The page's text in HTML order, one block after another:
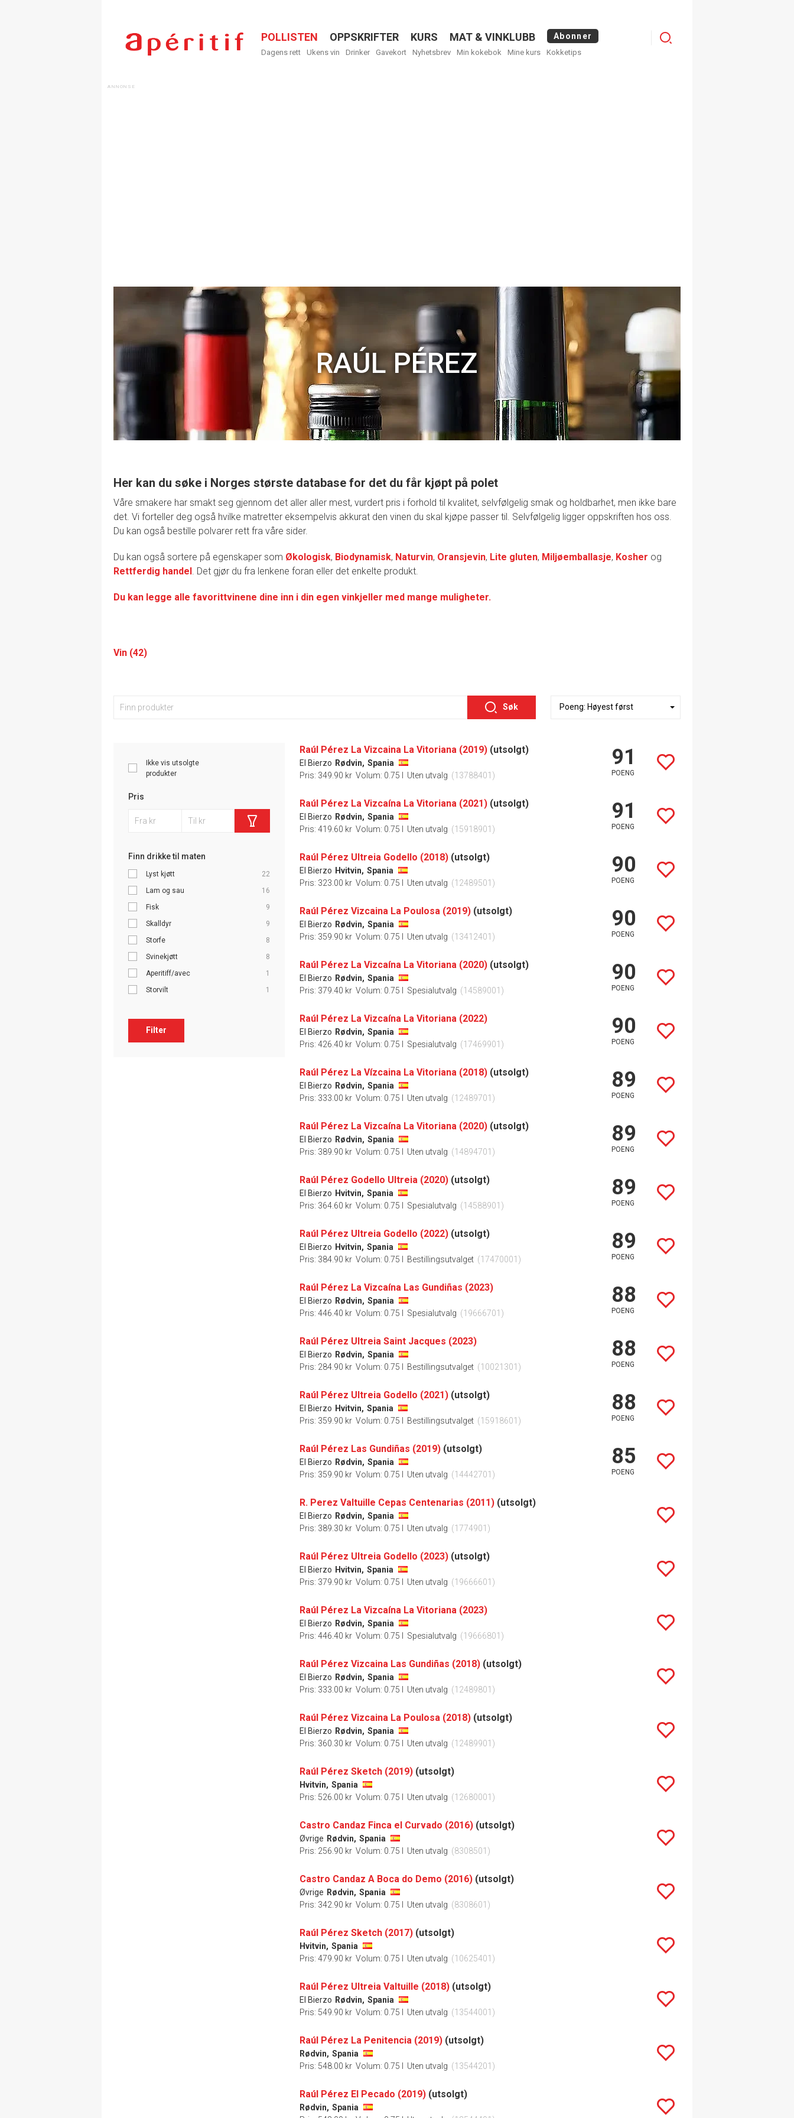
Menu
POLLISTEN OPPSKRIFTER KURS MAT & VINKLUBB Abonner
Dagens rett Ukens vin Drinker Gavekort Nyhetsbrev Min kokebok Mine kurs Kokketips
Logg
RAÚL PÉREZ
Her kan du søke i Norges største database for det du får kjøpt på polet
Våre smakere har smakt seg gjennom det aller aller mest, vurdert pris i forhold til kvalitet, selvfølgelig smak og holdbarhet, men ikke bare
det. Vi forteller deg også hvilke matretter eksempelvis akkurat den vinen du skal kjøpe passer til. Selvfølgelig ligger oppskriften hos oss.
Du kan også bestille polvarer rett fra våre sider.
Du kan også sortere på egenskaper som Økologisk, Biodynamisk, Naturvin, Oransjevin, Lite gluten, Miljøemballasje, Kosher og
Rettferdig handel. Det gjør du fra lenkene foran eller det enkelte produkt.
Du kan legge alle favorittvinene dine inn i din egen vinkjeller med mange muligheter.
Vin (42)
Søk
Ikke vis utsolgte
produkter
Pris
Finn drikke til maten
Lyst kjøtt
22
Lam og sau
16
Fisk
9
Skalldyr
9
Storfe
8
Svinekjøtt
8
Aperitiff/avec
1
Storvilt
1
Filter
Raúl Pérez La Vizcaina La Vitoriana (2019) (utsolgt)
El Bierzo Rødvin, Spania
Pris: 349.90 kr Volum: 0.75 l Uten utvalg (13788401)
91
POENG
Raúl Pérez La Vizcaína La Vitoriana (2021) (utsolgt)
El Bierzo Rødvin, Spania
Pris: 419.60 kr Volum: 0.75 l Uten utvalg (15918901)
91
POENG
Raúl Pérez Ultreia Godello (2018) (utsolgt)
El Bierzo Hvitvin, Spania
Pris: 323.00 kr Volum: 0.75 l Uten utvalg (12489501)
90
POENG
Raúl Pérez Vizcaina La Poulosa (2019) (utsolgt)
El Bierzo Rødvin, Spania
Pris: 359.90 kr Volum: 0.75 l Uten utvalg (13412401)
90
POENG
Raúl Pérez La Vizcaína La Vitoriana (2020) (utsolgt)
El Bierzo Rødvin, Spania
Pris: 379.40 kr Volum: 0.75 l Spesialutvalg (14589001)
90
POENG
Raúl Pérez La Vizcaína La Vitoriana (2022)
El Bierzo Rødvin, Spania
Pris: 426.40 kr Volum: 0.75 l Spesialutvalg (17469901)
90
POENG
Raúl Pérez La Vízcaina La Vitoriana (2018) (utsolgt)
El Bierzo Rødvin, Spania
Pris: 333.00 kr Volum: 0.75 l Uten utvalg (12489701)
89
POENG
Raúl Pérez La Vizcaína La Vitoriana (2020) (utsolgt)
El Bierzo Rødvin, Spania
Pris: 389.90 kr Volum: 0.75 l Uten utvalg (14894701)
89
POENG
Raúl Pérez Godello Ultreia (2020) (utsolgt)
El Bierzo Hvitvin, Spania
Pris: 364.60 kr Volum: 0.75 l Spesialutvalg (14588901)
89
POENG
Raúl Pérez Ultreia Godello (2022) (utsolgt)
El Bierzo Hvitvin, Spania
Pris: 384.90 kr Volum: 0.75 l Bestillingsutvalget (17470001)
89
POENG
Raúl Pérez La Vizcaína Las Gundiñas (2023)
El Bierzo Rødvin, Spania
Pris: 446.40 kr Volum: 0.75 l Spesialutvalg (19666701)
88
POENG
Raúl Pérez Ultreia Saint Jacques (2023)
El Bierzo Rødvin, Spania
Pris: 284.90 kr Volum: 0.75 l Bestillingsutvalget (10021301)
88
POENG
Raúl Pérez Ultreia Godello (2021) (utsolgt)
El Bierzo Hvitvin, Spania
Pris: 359.90 kr Volum: 0.75 l Bestillingsutvalget (15918601)
88
POENG
Raúl Pérez Las Gundiñas (2019) (utsolgt)
El Bierzo Rødvin, Spania
Pris: 359.90 kr Volum: 0.75 l Uten utvalg (14442701)
85
POENG
R. Perez Valtuille Cepas Centenarias (2011) (utsolgt)
El Bierzo Rødvin, Spania
Pris: 389.30 kr Volum: 0.75 l Uten utvalg (1774901)
Raúl Pérez Ultreia Godello (2023) (utsolgt)
El Bierzo Hvitvin, Spania
Pris: 379.90 kr Volum: 0.75 l Uten utvalg (19666601)
Raúl Pérez La Vizcaína La Vitoriana (2023)
El Bierzo Rødvin, Spania
Pris: 446.40 kr Volum: 0.75 l Spesialutvalg (19666801)
Raúl Pérez Vizcaina Las Gundiñas (2018) (utsolgt)
El Bierzo Rødvin, Spania
Pris: 333.00 kr Volum: 0.75 l Uten utvalg (12489801)
Raúl Pérez Vizcaina La Poulosa (2018) (utsolgt)
El Bierzo Rødvin, Spania
Pris: 360.30 kr Volum: 0.75 l Uten utvalg (12489901)
Raúl Pérez Sketch (2019) (utsolgt)
Hvitvin, Spania
Pris: 526.00 kr Volum: 0.75 l Uten utvalg (12680001)
Castro Candaz ​Finca el Curvado (2016) (utsolgt)
Øvrige Rødvin, Spania
Pris: 256.90 kr Volum: 0.75 l Uten utvalg (8308501)
Castro Candaz A ​Boca do Demo (2016) (utsolgt)
Øvrige Rødvin, Spania
Pris: 342.90 kr Volum: 0.75 l Uten utvalg (8308601)
Raúl Pérez Sketch (2017) (utsolgt)
Hvitvin, Spania
Pris: 479.90 kr Volum: 0.75 l Uten utvalg (10625401)
Raúl Pérez Ultreia Valtuille (2018) (utsolgt)
El Bierzo Rødvin, Spania
Pris: 549.90 kr Volum: 0.75 l Uten utvalg (13544001)
Raúl Pérez La Penitencia (2019) (utsolgt)
Rødvin, Spania
Pris: 548.00 kr Volum: 0.75 l Uten utvalg (13544201)
Raúl Pérez El Pecado (2019) (utsolgt)
Rødvin, Spania